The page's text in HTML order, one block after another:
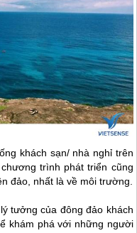
khách sạn/ nhà nghỉ trên
trình phát triển cũng
đảo, nhất là về môi trường.
tưởng của đông đảo khách
khám phá với những người